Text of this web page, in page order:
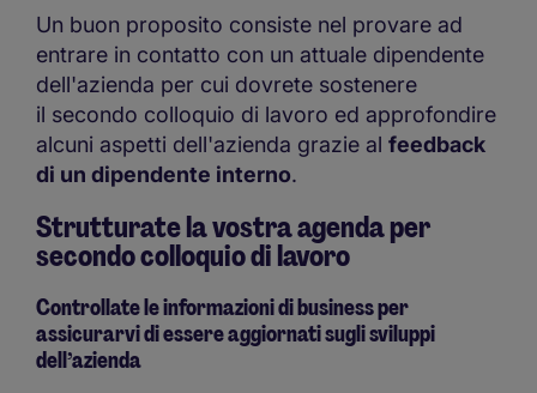
Un buon proposito consiste nel provare ad
entrare in contatto con un attuale dipendente
dell'azienda per cui dovrete sostenere
il secondo colloquio di lavoro ed approfondire
alcuni aspetti dell'azienda grazie al feedback
di un dipendente interno.
Strutturate la vostra agenda per
secondo colloquio di lavoro
Controllate leinformazioni di businessper
assicurarvi di essere aggiornati sugli sviluppi
dell’azienda